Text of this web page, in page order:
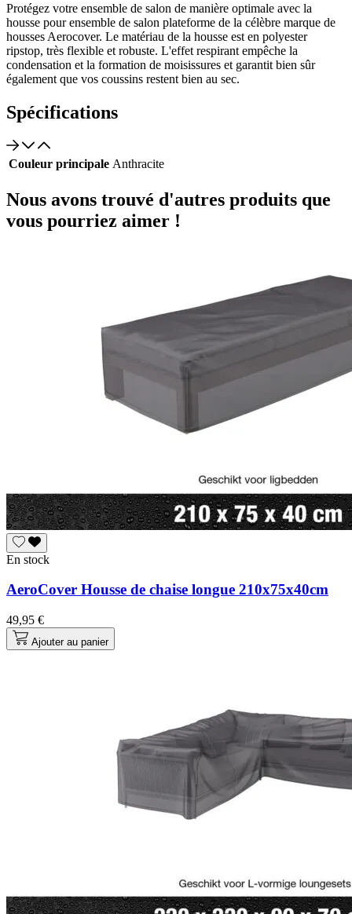
Protégez votre ensemble de salon de manière optimale avec la
housse pour ensemble de salon plateforme de la célèbre marque de
housses Aerocover. Le matériau de la housse est en polyester
ripstop, très flexible et robuste. L'effet respirant empêche la
condensation et la formation de moisissures et garantit bien sûr
également que vos coussins restent bien au sec.
Spécifications
Couleur principale Anthracite
Nous avons trouvé d'autres produits que
vous pourriez aimer !
En stock
AeroCover Housse de chaise longue 210x75x40cm
49,95 €
Ajouter au panier